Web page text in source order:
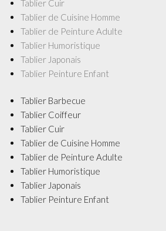
Tablier Cuir
Tablier de Cuisine Homme
Tablier de Peinture Adulte
Tablier Humoristique
Tablier Japonais
Tablier Peinture Enfant
Tablier Barbecue
Tablier Coiffeur
Tablier Cuir
Tablier de Cuisine Homme
Tablier de Peinture Adulte
Tablier Humoristique
Tablier Japonais
Tablier Peinture Enfant